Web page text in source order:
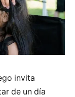
invita
de un día